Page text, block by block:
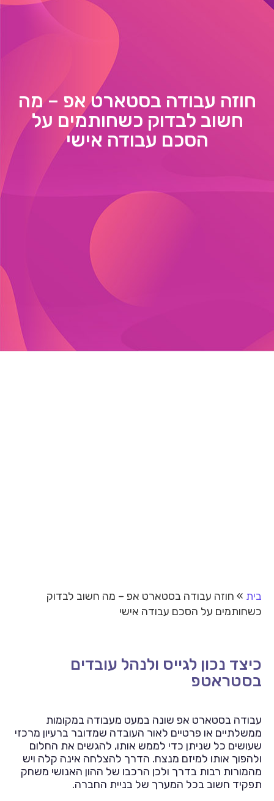
חוזה עבודה בסטארט אפ – מה
חשוב לבדוק כשחותמים על
הסכם עבודה אישי
בית » חוזה עבודה בסטארט אפ – מה חשוב לבדוק
כשחותמים על הסכם עבודה אישי
כיצד נכון לגייס ולנהל עובדים
בסטראטפ
עבודה בסטארט אפ שונה במעט מעבודה במקומות
ממשלתיים או פרטיים לאור העובדה שמדובר ברעיון מרכזי
שעושים כל שניתן כדי לממש אותו, להגשים את החלום
ולהפוך אותו למיזם מנצח. הדרך להצלחה אינה קלה ויש
מהמורות רבות בדרך ולכן הרכבו של ההון האנושי משחק
תפקיד חשוב בכל המערך של בניית החברה.